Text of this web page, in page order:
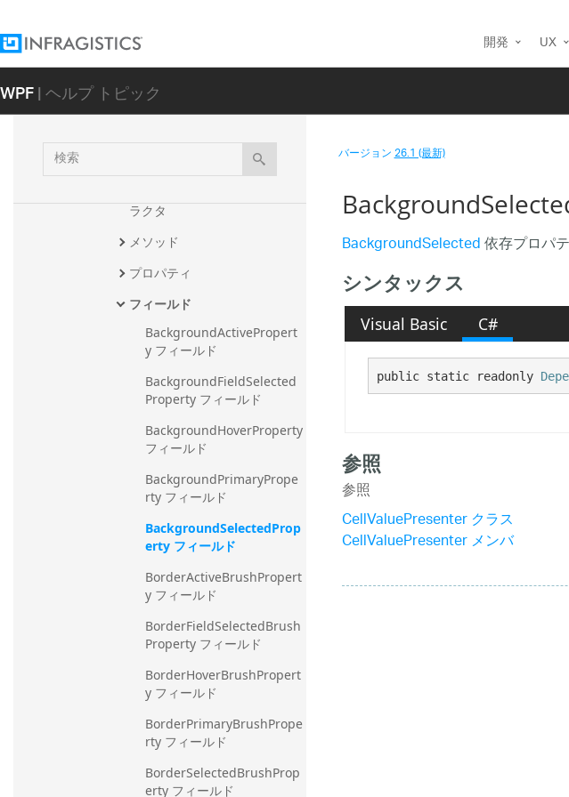
開発 UX
WPF| ヘルプ トピック
検
索
CellValueHolder
CellValueHolderCollection
CellValuePresenter
ラクタ
メソッド
プロパティ
フィールド
BackgroundActivePropert
y フィールド
BackgroundFieldSelected
Property フィールド
BackgroundHoverProperty
フィールド
BackgroundPrimaryPrope
rty フィールド
BackgroundSelectedProp
erty フィールド
BorderActiveBrushPropert
y フィールド
BorderFieldSelectedBrush
Property フィールド
BorderHoverBrushPropert
y フィールド
BorderPrimaryBrushPrope
rty フィールド
BorderSelectedBrushProp
erty フィールド
バージョン26.1 (最新)
BackgroundSelected依存プロパ
シンタックス
Visual Basic C#
public static readonly
参照
参照
CellValuePresenter クラス
CellValuePresenter メンバ